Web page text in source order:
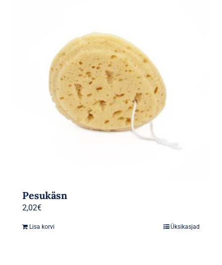
Pesukäsn
2,02€
Lisa korvi Üksikasjad